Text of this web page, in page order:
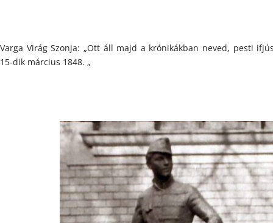
Varga Virág Szonja: „Ott áll majd a krónikákban neved, pesti
15-dik március 1848. „